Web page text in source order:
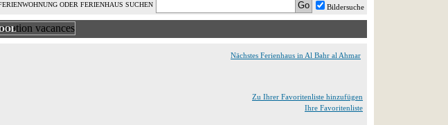
Bildersuche
ODER FERIENHAUS SUCHEN
Nächstes Ferienhaus in Al Bahr al Ahmar
Zu Ihrer Favoritenliste hinzufügen
Ihre Favoritenliste